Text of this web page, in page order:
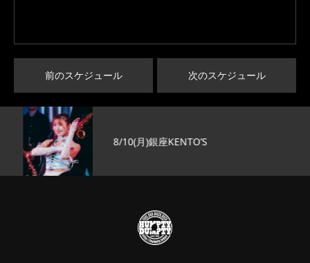
前のスケジュール 次のスケジュール
8/10(月)銀座KENTO’S